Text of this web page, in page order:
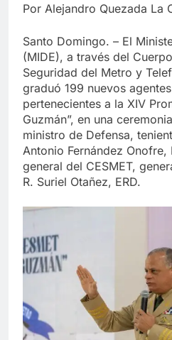
Por Alejandro Quezada La
Santo Domingo. – El
(MIDE), a través del
Seguridad del Metro y
graduó 199 nuevos
pertenecientes a la XIV
Guzmán”, en una
ministro de Defensa,
Antonio Fernández
general del CESMET,
R. Suriel Otañez, ERD.